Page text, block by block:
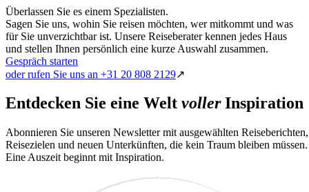
Überlassen Sie es einem Spezialisten.
Sagen Sie uns, wohin Sie reisen möchten, wer mitkommt und was
für Sie unverzichtbar ist. Unsere Reiseberater kennen jedes Haus
und stellen Ihnen persönlich eine kurze Auswahl zusammen.
Gespräch starten
oder rufen Sie uns an +31 20 808 2129↗
Entdecken Sie eine Welt voller Inspiration
Abonnieren Sie unseren Newsletter mit ausgewählten Reiseberichten,
Reisezielen und neuen Unterkünften, die kein Traum bleiben müssen.
Eine Auszeit beginnt mit Inspiration.